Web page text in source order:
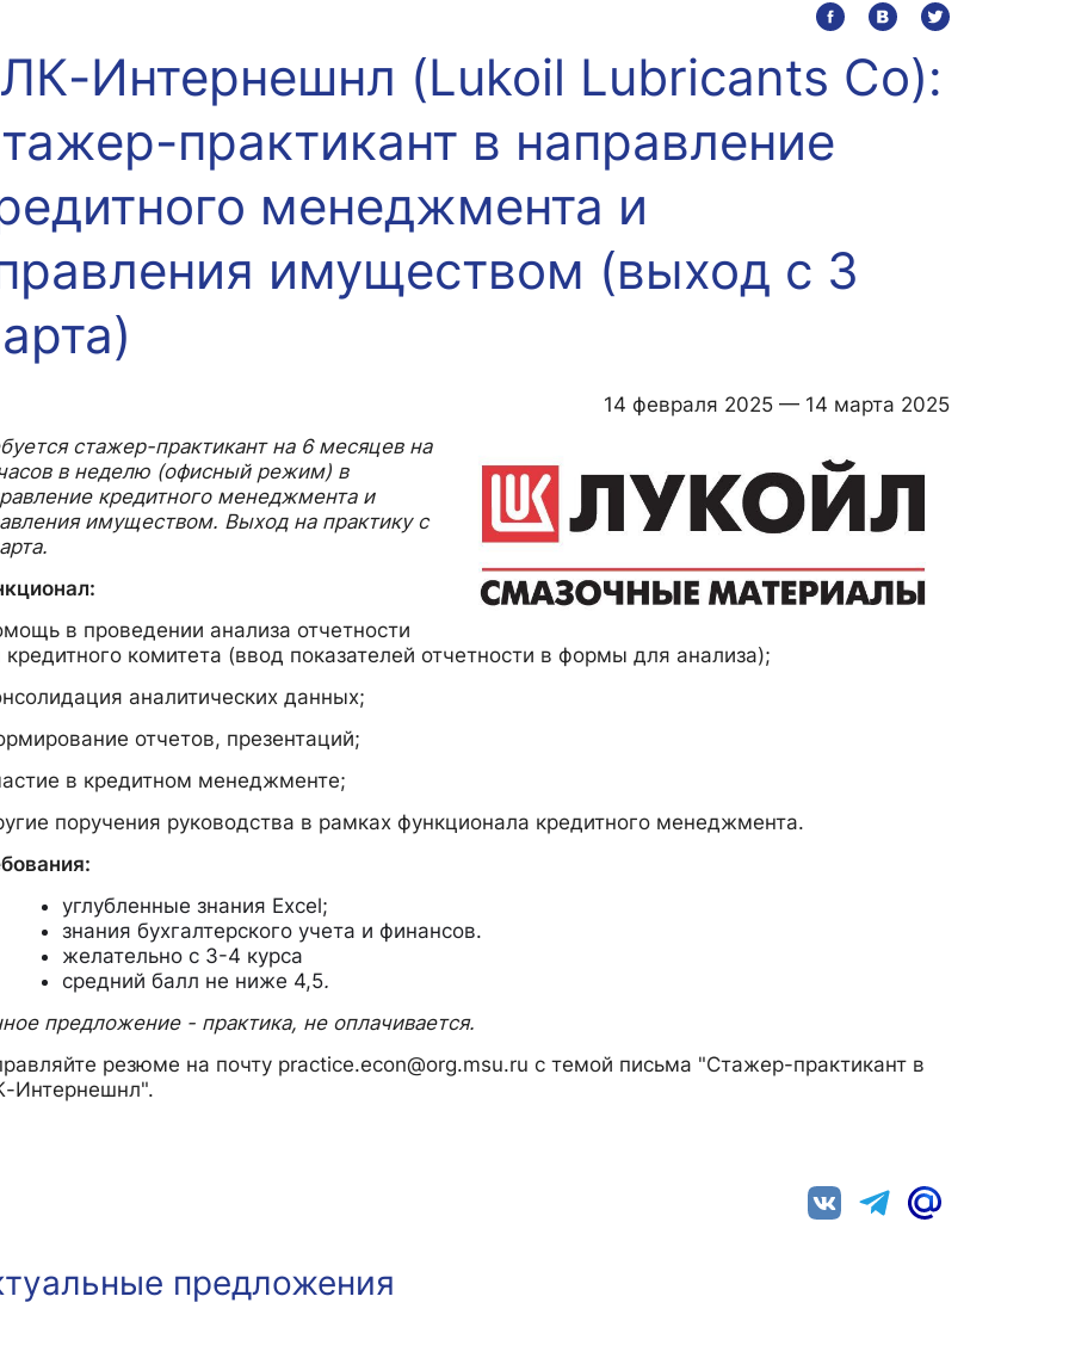
и трудоустройство
/ мероприятия
Информационные ресурсы
Электронные и цифровые базы
Учебная полка
ИИ в образовании
Преподавателям
Интернешнл (Lukoil Lubricants Co):
практикант в направление
менеджмента и
имуществом (выход с 3
14 февраля 2025 — 14 марта 2025
стажер-практикант на 6 месяцев на
в неделю (офисный режим) в
кредитного менеджмента и
имуществом. Выход на практику с
в проведении анализа отчетности
кредитного комитета (ввод показателей отчетности в формы для анализа);
аналитических данных;
отчетов, презентаций;
в кредитном менеджменте;
поручения руководства в рамках функционала кредитного менеджмента.
углубленные знания Excel;
знания бухгалтерского учета и финансов.
желательно с 3-4 курса
средний балл не ниже 4,5.
предложение - практика, не оплачивается.
резюме на почту practice.econ@org.msu.ru с темой письма "Стажер-практикант в
Интернешнл".
предложения